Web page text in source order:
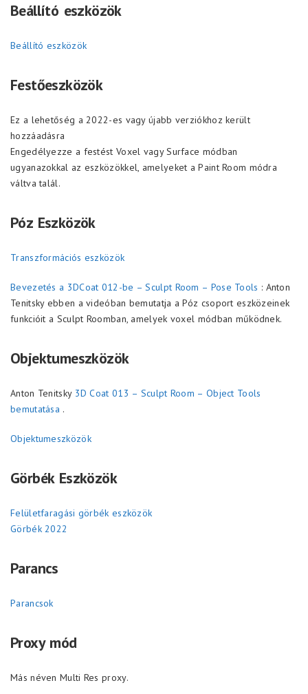
Beállító eszközök
Beállító eszközök
Festőeszközök
Ez a lehetőség a 2022-es vagy újabb verziókhoz került
hozzáadásra
Engedélyezze a festést Voxel vagy Surface módban
ugyanazokkal az eszközökkel, amelyeket a Paint Room módra
váltva talál.
Póz Eszközök
Transzformációs eszközök
Bevezetés a 3DCoat 012-be – Sculpt Room – Pose Tools : Anton
Tenitsky ebben a videóban bemutatja a Póz csoport eszközeinek
funkcióit a Sculpt Roomban, amelyek voxel módban működnek.
Objektumeszközök
Anton Tenitsky 3D Coat 013 – Sculpt Room – Object Tools
bemutatása .
Objektumeszközök
Görbék Eszközök
Felületfaragási görbék eszközök
Görbék 2022
Parancs
Parancsok
Proxy mód
Más néven Multi Res proxy.